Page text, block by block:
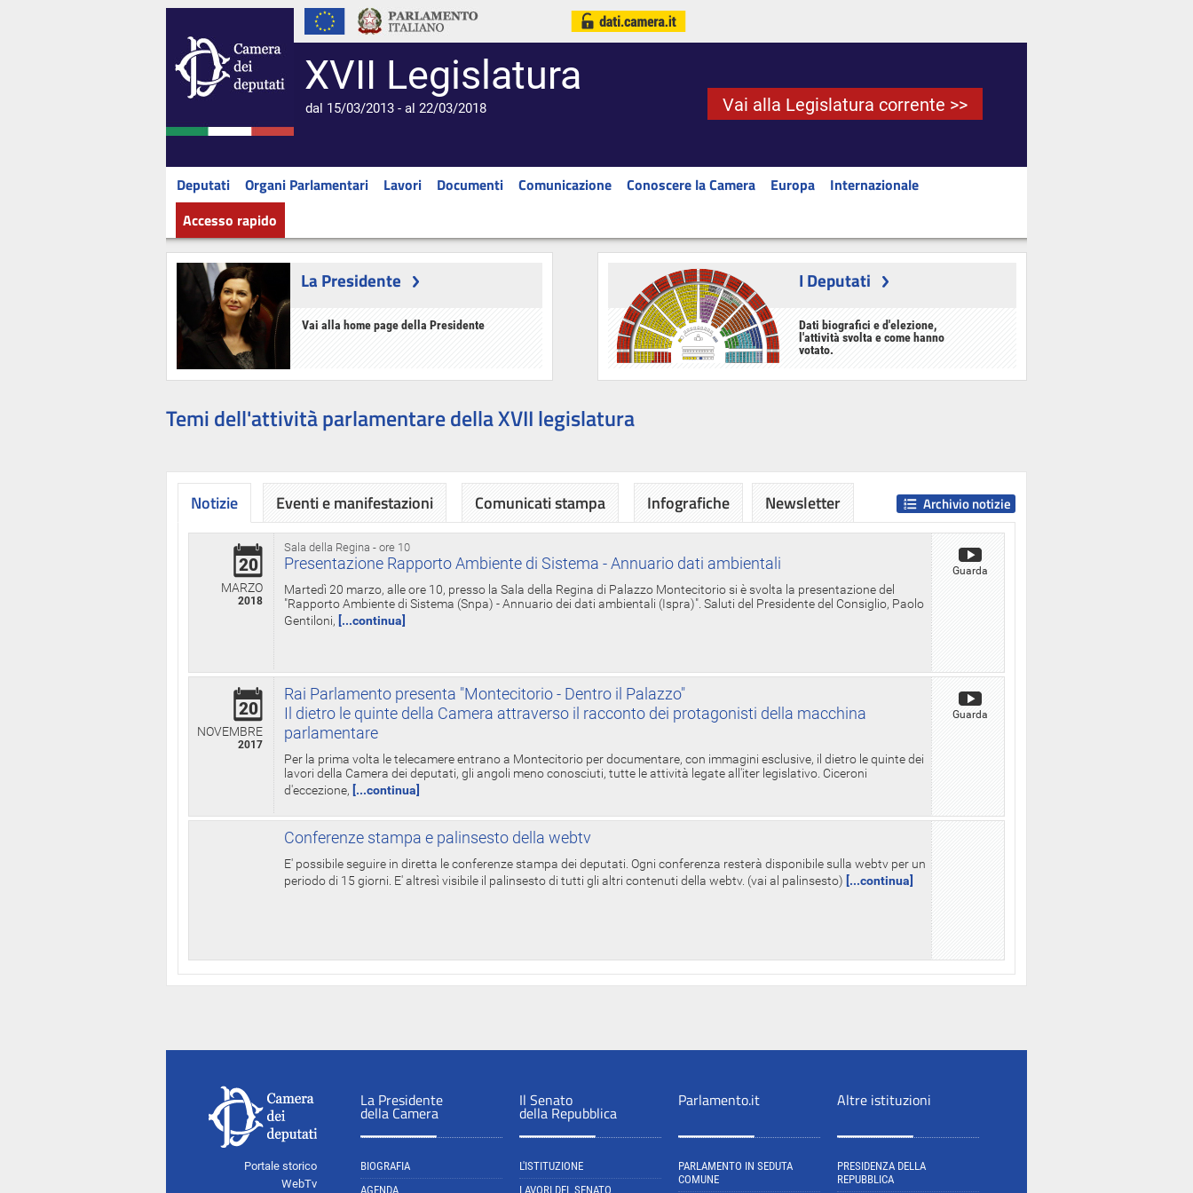
XVII Legislatura
dal 15/03/2013 - al 22/03/2018 Vai alla Legislatura corrente >>
Deputati Organi Parlamentari Lavori Documenti Comunicazione Conoscere la Camera Europa
Internazionale
Accesso rapido
La Presidente
Vai alla home page della Presidente
I Deputati
Dati biografici e d'elezione,
l'attività svolta e come hanno
votato.
Temi dell'attività parlamentare della XVII legislatura
Notizie
Sala della Regina - ore 10
20
MARZO
2018
Presentazione Rapporto Ambiente di Sistema - Annuario dati ambientali
Martedì 20 marzo, alle ore 10, presso la Sala della Regina di Palazzo Montecitorio si è svolta la presentazione del
"Rapporto Ambiente di Sistema (Snpa) - Annuario dei dati ambientali (Ispra)". Saluti del Presidente del Consiglio, Paolo
Gentiloni, [...continua]
Guarda
20
NOVEMBRE
2017
Rai Parlamento presenta "Montecitorio - Dentro il Palazzo"
Il dietro le quinte della Camera attraverso il racconto dei protagonisti della macchina
parlamentare
Per la prima volta le telecamere entrano a Montecitorio per documentare, con immagini esclusive, il dietro le quinte dei
lavori della Camera dei deputati, gli angoli meno conosciuti, tutte le attività legate all'iter legislativo. Ciceroni
d'eccezione, [...continua]
Guarda
Conferenze stampa e palinsesto della webtv
E' possibile seguire in diretta le conferenze stampa dei deputati. Ogni conferenza resterà disponibile sulla webtv per un
periodo di 15 giorni. E' altresì visibile il palinsesto di tutti gli altri contenuti della webtv. (vai al palinsesto) [...continua]
Archivio notizie
Eventi e manifestazioni Comunicati stampa Infografiche Newsletter
Portale storico
WebTv
La Presidente
della Camera
BIOGRAFIA
AGENDA
Il Senato
della Repubblica
L'ISTITUZIONE
LAVORI DEL SENATO
Parlamento.it
PARLAMENTO IN SEDUTA
COMUNE
Altre istituzioni
PRESIDENZA DELLA
REPUBBLICA